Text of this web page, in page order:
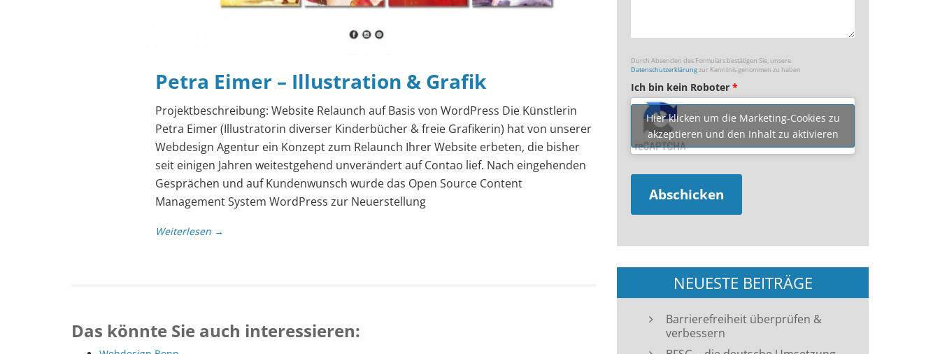
Petra Eimer – Illustration & Grafik
Projektbeschreibung: Website Relaunch auf Basis von WordPress Die Künstlerin
Petra Eimer (Illustratorin diverser Kinderbücher & freie Grafikerin) hat von unserer
Webdesign Agentur ein Konzept zum Relaunch Ihrer Website erbeten, die bisher
seit einigen Jahren weitestgehend unverändert auf Contao lief. Nach eingehenden
Gesprächen und auf Kundenwunsch wurde das Open Source Content
Management System WordPress zur Neuerstellung
Weiterlesen →
Das könnte Sie auch interessieren:
Durch Absenden des Formulars bestätigen Sie, unsere
Datenschutzerklärungzur Kenntnis genommen zu haben
Ich bin kein Roboter *
Hier klicken um die Marketing-Cookies zu
akzeptieren und den Inhalt zu aktivieren
NEUESTE BEITRÄGE
Barrierefreiheit überprüfen &
verbessern